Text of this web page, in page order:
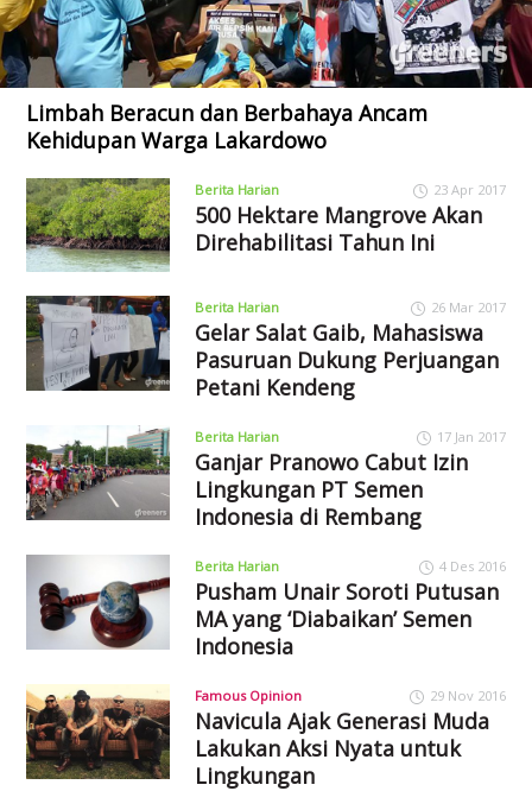
Limbah Beracun dan Berbahaya Ancam
Kehidupan Warga Lakardowo
Berita Harian 23 Apr 2017
500 Hektare Mangrove Akan
Direhabilitasi Tahun Ini
Berita Harian 26 Mar 2017
Gelar Salat Gaib, Mahasiswa
Pasuruan Dukung Perjuangan
Petani Kendeng
Berita Harian 17 Jan 2017
Ganjar Pranowo Cabut Izin
Lingkungan PT Semen
Indonesia di Rembang
Berita Harian 4 Des 2016
Pusham Unair Soroti Putusan
MA yang ‘Diabaikan’ Semen
Indonesia
Famous Opinion 29 Nov 2016
Navicula Ajak Generasi Muda
Lakukan Aksi Nyata untuk
Lingkungan